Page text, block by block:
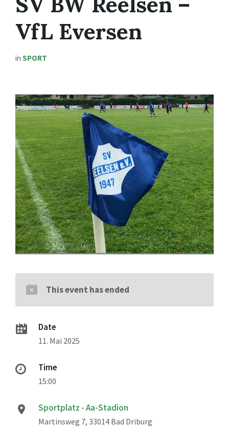
VfL Eversen
in SPORT
This event has ended
Date
11. Mai 2025
Time
15:00
Sportplatz - Aa-Stadion
Martinsweg 7, 33014 Bad Driburg